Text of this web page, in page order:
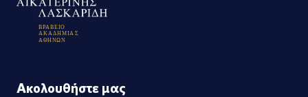
ΒΡΑΒΕΙΟ
ΑΚΑΔΗΜΙΑ Σ
Α ΘΗΝΩΝ
Ακολουθήστε μας